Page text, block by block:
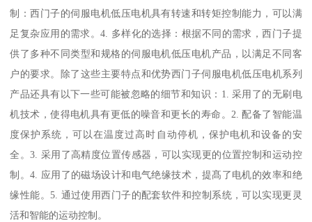
制：西门子的伺服电机低压电机具有转速和转矩控制能力，可以满
足复杂应用的需求。4. 多样化的选择：根据不同的需求，西门子提
供了多种不同类型和规格的伺服电机低压电机产品，以满足不同客
户的要求。除了这些主要特点和优势西门子伺服电机低压电机系列
产品还具有以下一些可能被忽略的细节和知识：1. 采用了的无刷电
机技术，使得电机具有更低的噪音和更长的寿命。2. 配备了智能温
度保护系统，可以在温度过高时自动停机，保护电机和设备的安
全。3. 采用了高精度位置传感器，可以实现更的位置控制和运动控
制。4. 应用了的磁场设计和电气绝缘技术，提髙了电机的效率和绝
缘性能。5. 通过使用西门子的配套软件和控制系统，可以实现更灵
活和智能的运动控制。